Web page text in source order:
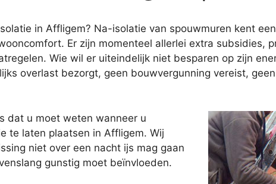
in Affligem? Na-isolatie van spouwmuren kent
Er zijn momenteel allerlei extra subsidies,
Wie wil er uiteindelijk niet besparen op zijn
overlast bezorgt, geen bouwvergunning vereist,
dat u moet weten wanneer u
te laten plaatsen in Affligem. Wij
niet over een nacht ijs mag gaan
gunstig moet beïnvloeden.